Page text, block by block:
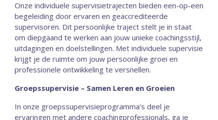
Onze individuele supervisietrajecten bieden een-op-een
begeleiding door ervaren en geaccrediteerde
supervisoren. Dit persoonlijke traject stelt je in staat
om diepgaand te werken aan jouw unieke coachingsstijl,
uitdagingen en doelstellingen. Met individuele supervisie
krijgt je de ruimte om jouw persoonlijke groei en
professionele ontwikkeling te versnellen.
Groepssupervisie – Samen Leren en Groeien
In onze groepssupervisieprogramma’s deel je
ervaringen met andere coachingprofessionals, ga je